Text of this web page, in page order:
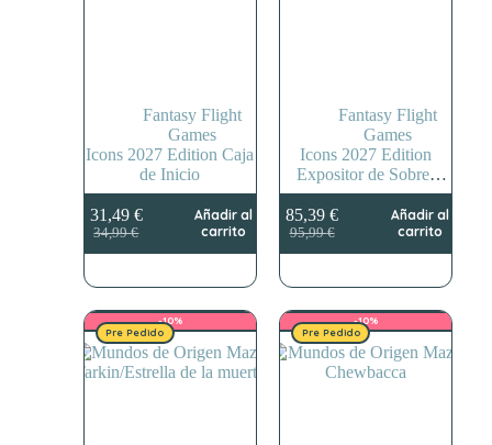
Fantasy Flight
Games
Icons 2027 Edition Caja
de Inicio
34,99€
El
precio
era:
34,99 €.
31,49 €
El
precio
es:
31,49 €.
Añadir al
carrito
Fantasy Flight
Games
Icons 2027 Edition
Expositor de Sobres
(24)
95,99€
El
precio
era:
95,99 €.
85,39€
El
precio
es:
85,39 €.
Añadir al
carrito
Pre Pedido
-10%
Pre Pedido
-10%